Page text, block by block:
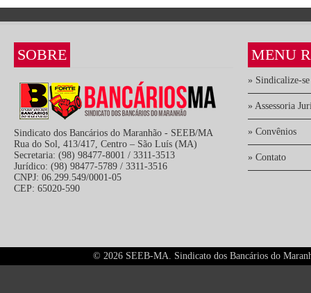
SOBRE
Sindicato dos Bancários do Maranhão - SEEB/MA
Rua do Sol, 413/417, Centro – São Luís (MA)
Secretaria: (98) 98477-8001 / 3311-3513
Jurídico: (98) 98477-5789 / 3311-3516
CNPJ: 06.299.549/0001-05
CEP: 65020-590
MENU
» Sindicalize-se
» Assessoria
» Convênios
» Contato
© 2026 SEEB-MA. Sindicato dos Bancários do